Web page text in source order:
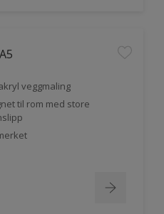
veggmaling
til rom med store